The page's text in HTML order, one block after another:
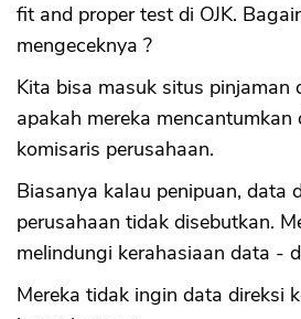
fit and proper test di OJK.
mengeceknya ?
Kita bisa masuk situs pinjaman
apakah mereka mencantumkan
komisaris perusahaan.
Biasanya kalau penipuan, data
perusahaan tidak disebutkan.
melindungi kerahasiaan data -
Mereka tidak ingin data direksi